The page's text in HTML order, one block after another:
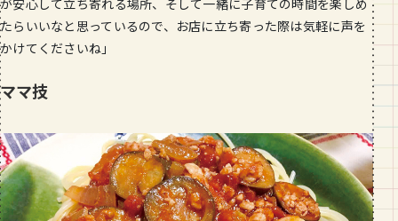
が安心して立ち寄れる場所、そして一緒に子育ての時間を楽しめ
たらいいなと思っているので、お店に立ち寄った際は気軽に声を
かけてくださいね」
ママ技